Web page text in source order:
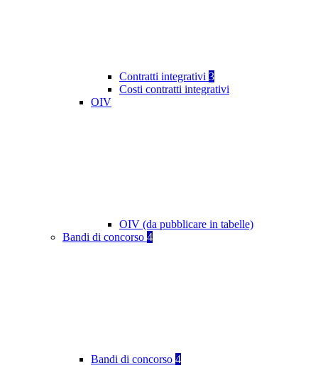
Contratti integrativi 3
Costi contratti integrativi
OIV
OIV (da pubblicare in tabelle)
Bandi di concorso 4
Bandi di concorso 4